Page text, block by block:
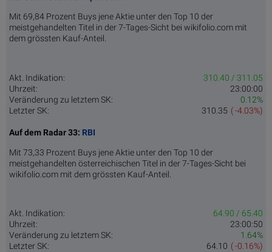
Mit 69,84 Prozent Buys jene Aktie unter den Top 10 der
meistgehandelten Titel in der 7-Tages-Sicht bei wikifolio.com mit
dem grössten Kauf-Anteil.
Akt. Indikation:
310.40 / 311.05
Uhrzeit:
23:00:00
Veränderung zu letztem SK:
0.12%
Letzter SK:
( -4.03%)
310.35
Auf dem Radar 33: RBI
Mit 73,33 Prozent Buys jene Aktie unter den Top 10 der
meistgehandelten österreichischen Titel in der 7-Tages-Sicht bei
wikifolio.com mit dem grössten Kauf-Anteil.
Akt. Indikation:
64.90 / 65.40
Uhrzeit:
23:00:50
Veränderung zu letztem SK:
1.64%
Letzter SK:
( -0.16%)
64.10